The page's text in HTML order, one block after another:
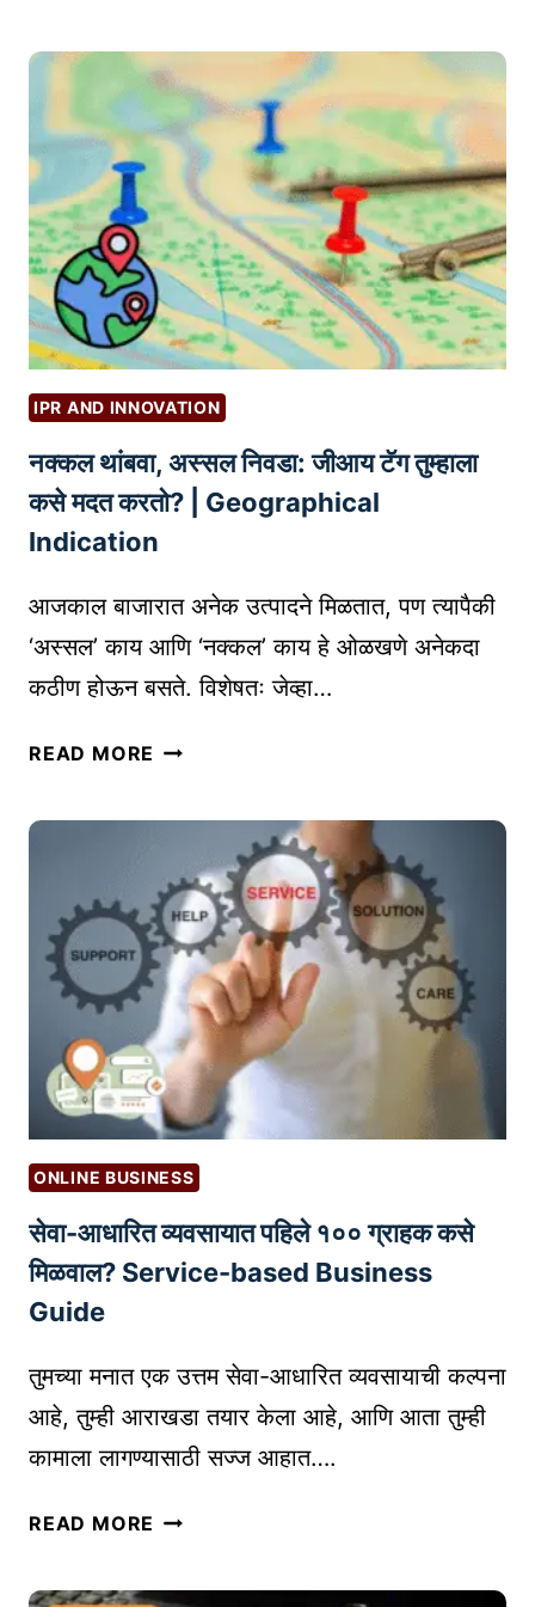
A
T
E
G
Y
तं
त्र
Z
N
री
ल
य
श
स्वी
वि
क्री
सा
ठी
टॉ
5
ड
क्ट
रि
र्च
ल्स
A
M
A
Z
O
N
P
R
O
D
C
T
S
A
R
H
O
IPR AND INNOVATION
नक्कल थांबवा, अस्सल निवडा: जीआय टॅग तुम्हाला
कसे मदत करतो? | Geographical
Indication
आजकाल बाजारात अनेक उत्पादने मिळतात, पण त्यापैकी
‘अस्सल’ काय आणि ‘नक्कल’ काय हे ओळखणे अनेकदा
कठीण होऊन बसते. विशेषतः जेव्हा…
READ MORE न
वा
,
अ
स्स
ल
नि
व
डा
:
जी
आ
य
म्हा
ला
क
म
त
ONLINE BUSINESS
सेवा-आधारित व्यवसायात पहिले १०० ग्राहक कसे
मिळवाल? Service-based Business
Guide
तुमच्या मनात एक उत्तम सेवा-आधारित व्यवसायाची कल्पना
आहे, तुम्ही आराखडा तयार केला आहे, आणि आता तुम्ही
कामाला लागण्यासाठी सज्ज आहात….
READ MORE से